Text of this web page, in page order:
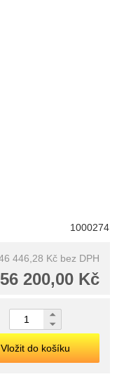
1000274
446,28 Kč bez DPH
56 200,00 Kč
Vložit do košíku